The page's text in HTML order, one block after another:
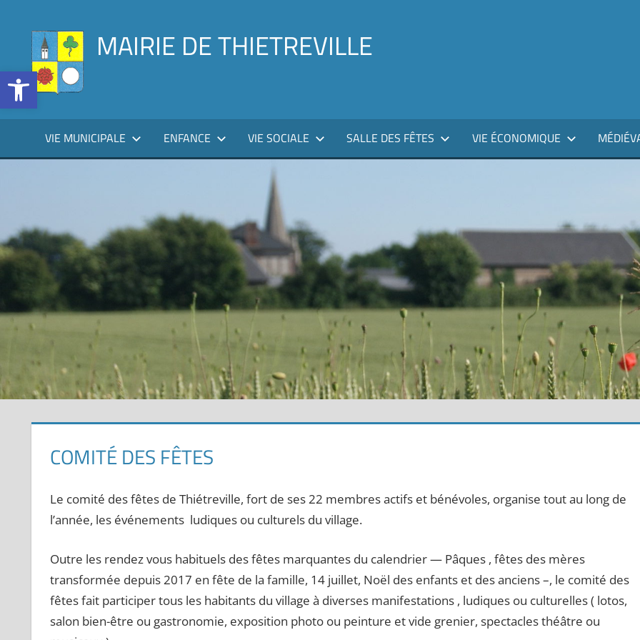
contenu
MAIRIE DE THIETREVILLE
VIE MUNICIPALE ENFANCE VIE SOCIALE SALLE DES FÊTES VIE ÉCONOMIQUE
COMITÉ DES FÊTES
Le comité des fêtes de Thiétreville, fort de ses 22 membres actifs et bénévoles, organise tout au long de
l’année, les événements ludiques ou culturels du village.
Outre les rendez vous habituels des fêtes marquantes du calendrier — Pâques , fêtes des mères
transformée depuis 2017 en fête de la famille, 14 juillet, Noël des enfants et des anciens –, le comité des
fêtes fait participer tous les habitants du village à diverses manifestations , ludiques ou culturelles ( lotos,
salon bien-être ou gastronomie, exposition photo ou peinture et vide grenier, spectacles théâtre ou
Ouvrir la barre d’outils